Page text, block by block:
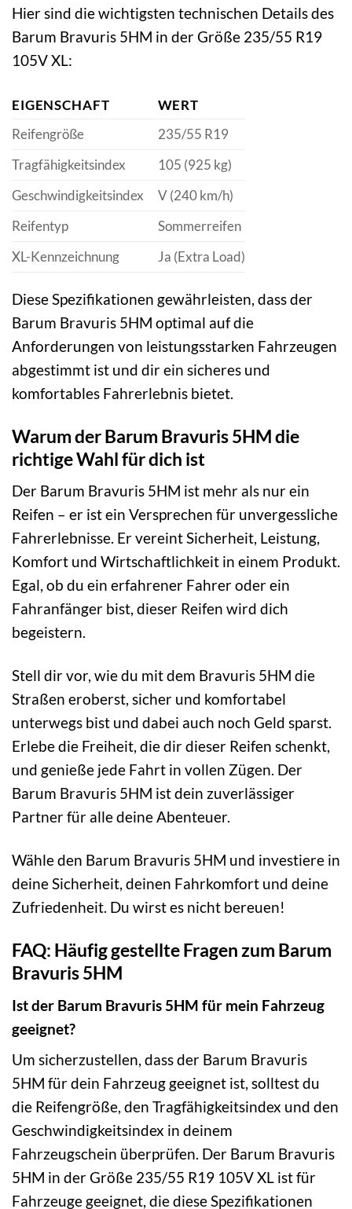
Hier sind die wichtigsten technischen Details des
Barum Bravuris 5HM in der Größe 235/55 R19
105V XL:
EIGENSCHAFT
WERT
Reifengröße
235/55 R19
Tragfähigkeitsindex
105 (925 kg)
Geschwindigkeitsindex
V (240 km/h)
Reifentyp
Sommerreifen
XL-Kennzeichnung
Ja (Extra Load)
Diese Spezifikationen gewährleisten, dass der
Barum Bravuris 5HM optimal auf die
Anforderungen von leistungsstarken Fahrzeugen
abgestimmt ist und dir ein sicheres und
komfortables Fahrerlebnis bietet.
Warum der Barum Bravuris 5HM die
richtige Wahl für dich ist
Der Barum Bravuris 5HM ist mehr als nur ein
Reifen – er ist ein Versprechen für unvergessliche
Fahrerlebnisse. Er vereint Sicherheit, Leistung,
Komfort und Wirtschaftlichkeit in einem Produkt.
Egal, ob du ein erfahrener Fahrer oder ein
Fahranfänger bist, dieser Reifen wird dich
begeistern.
Stell dir vor, wie du mit dem Bravuris 5HM die
Straßen eroberst, sicher und komfortabel
unterwegs bist und dabei auch noch Geld sparst.
Erlebe die Freiheit, die dir dieser Reifen schenkt,
und genieße jede Fahrt in vollen Zügen. Der
Barum Bravuris 5HM ist dein zuverlässiger
Partner für alle deine Abenteuer.
Wähle den Barum Bravuris 5HM und investiere in
deine Sicherheit, deinen Fahrkomfort und deine
Zufriedenheit. Du wirst es nicht bereuen!
FAQ: Häufig gestellte Fragen zum Barum
Bravuris 5HM
Ist der Barum Bravuris 5HM für mein Fahrzeug
geeignet?
Um sicherzustellen, dass der Barum Bravuris
5HM für dein Fahrzeug geeignet ist, solltest du
die Reifengröße, den Tragfähigkeitsindex und den
Geschwindigkeitsindex in deinem
Fahrzeugschein überprüfen. Der Barum Bravuris
5HM in der Größe 235/55 R19 105V XL ist für
Fahrzeuge geeignet, die diese Spezifikationen